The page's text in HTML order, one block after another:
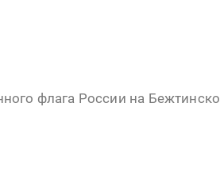
флага России на